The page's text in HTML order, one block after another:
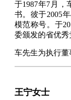
于1987年7月，
书。彼于2005
模范称号。于
委颁发的省优秀
车先生为执行董
王宁女士